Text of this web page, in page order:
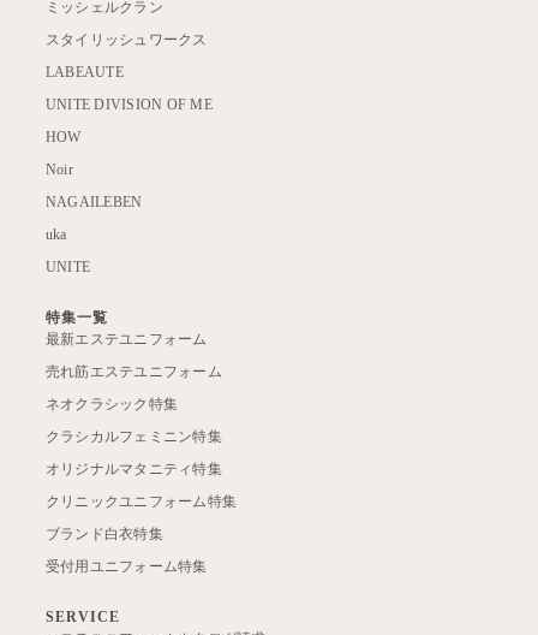
ミッシェルクラン
スタイリッシュワークス
LABEAUTE
UNITE DIVISION OF ME
HOW
Noir
NAGAILEBEN
uka
UNITE
特集一覧
最新エステユニフォーム
売れ筋エステユニフォーム
ネオクラシック特集
クラシカルフェミニン特集
オリジナルマタニティ特集
クリニックユニフォーム特集
ブランド白衣特集
受付用ユニフォーム特集
SERVICE